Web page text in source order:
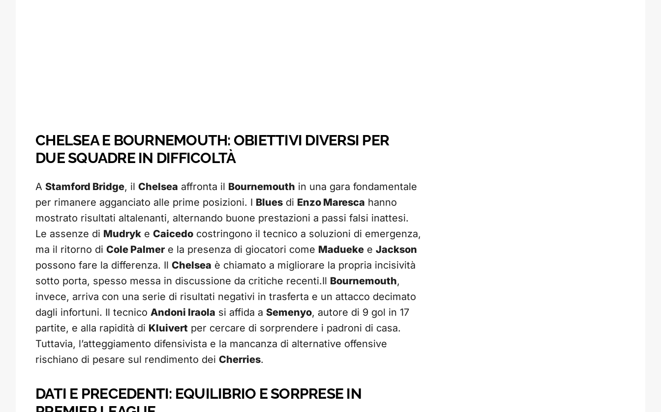
CHELSEA E BOURNEMOUTH: OBIETTIVI DIVERSI PER
DUE SQUADRE IN DIFFICOLTÀ
A Stamford Bridge, il Chelsea affronta il Bournemouth in una gara fondamentale
per rimanere agganciato alle prime posizioni. I Blues di Enzo Maresca hanno
mostrato risultati altalenanti, alternando buone prestazioni a passi falsi inattesi.
Le assenze di Mudryk e Caicedo costringono il tecnico a soluzioni di emergenza,
ma il ritorno di Cole Palmer e la presenza di giocatori come Madueke e Jackson
possono fare la differenza. Il Chelsea è chiamato a migliorare la propria incisività
sotto porta, spesso messa in discussione da critiche recenti.Il Bournemouth,
invece, arriva con una serie di risultati negativi in trasferta e un attacco decimato
dagli infortuni. Il tecnico Andoni Iraola si affida a Semenyo, autore di 9 gol in 17
partite, e alla rapidità di Kluivert per cercare di sorprendere i padroni di casa.
Tuttavia, l’atteggiamento difensivista e la mancanza di alternative offensive
rischiano di pesare sul rendimento dei Cherries.
DATI E PRECEDENTI: EQUILIBRIO E SORPRESE IN